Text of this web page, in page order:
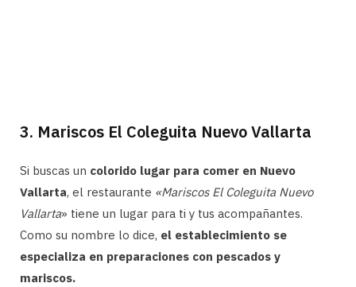
3. Mariscos El Coleguita Nuevo Vallarta
Si buscas un colorido lugar para comer en Nuevo
Vallarta, el restaurante «Mariscos El Coleguita Nuevo
Vallarta» tiene un lugar para ti y tus acompañantes.
Como su nombre lo dice, el establecimiento se
especializa en preparaciones con pescados y
mariscos.